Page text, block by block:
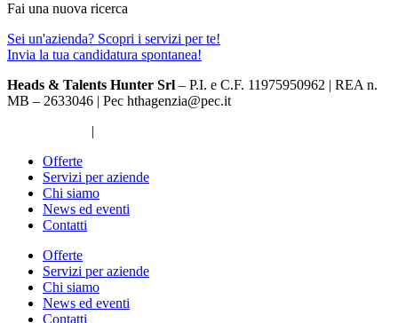
Fai una nuova ricerca
Sei un'azienda? Scopri i servizi per te!
Invia la tua candidatura spontanea!
Heads & Talents Hunter Srl – P.I. e C.F. 11975950962 | REA n.
MB – 2633046 | Pec hthagenzia@pec.it
|
Offerte
Servizi per aziende
Chi siamo
News ed eventi
Contatti
Offerte
Servizi per aziende
Chi siamo
News ed eventi
Contatti